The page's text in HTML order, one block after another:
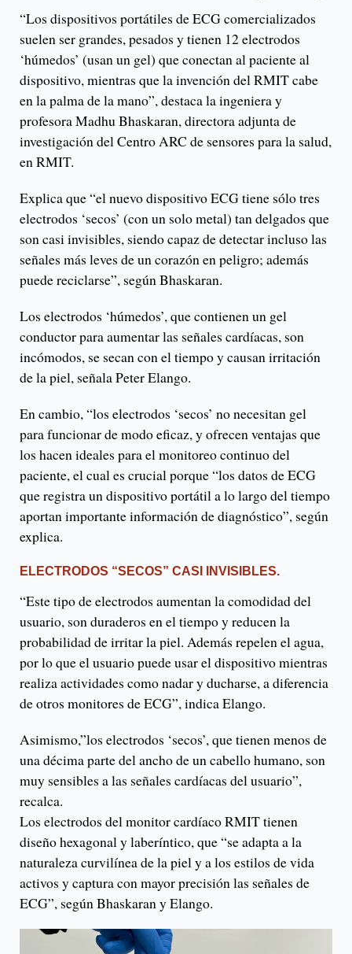
“Los dispositivos portátiles de ECG comercializados
suelen ser grandes, pesados ​​y tienen 12 electrodos
‘húmedos’ (usan un gel) que conectan al paciente al
dispositivo, mientras que la invención del RMIT cabe
en la palma de la mano”, destaca la ingeniera y
profesora Madhu Bhaskaran, directora adjunta de
investigación del Centro ARC de sensores para la salud,
en RMIT.
Explica que “el nuevo dispositivo ECG tiene sólo tres
electrodos ‘secos’ (con un solo metal) tan delgados que
son casi invisibles, siendo capaz de detectar incluso las
señales más leves de un corazón en peligro; además
puede reciclarse”, según Bhaskaran.
Los electrodos ‘húmedos’, que contienen un gel
conductor para aumentar las señales cardíacas, son
incómodos, se secan con el tiempo y causan irritación
de la piel, señala Peter Elango.
En cambio, “los electrodos ‘secos’ no necesitan gel
para funcionar de modo eficaz, y ofrecen ventajas que
los hacen ideales para el monitoreo continuo del
paciente, el cual es crucial porque “los datos de ECG
que registra un dispositivo portátil a lo largo del tiempo
aportan importante información de diagnóstico”, según
explica.
ELECTRODOS “SECOS” CASI INVISIBLES.
“Este tipo de electrodos aumentan la comodidad del
usuario, son duraderos en el tiempo y reducen la
probabilidad de irritar la piel. Además repelen el agua,
por lo que el usuario puede usar el dispositivo mientras
realiza actividades como nadar y ducharse, a diferencia
de otros monitores de ECG”, indica Elango.
Asimismo,”los electrodos ‘secos’, que tienen menos de
una décima parte del ancho de un cabello humano, son
muy sensibles a las señales cardíacas del usuario”,
recalca.
Los electrodos del monitor cardíaco RMIT tienen
diseño hexagonal y laberíntico, que “se adapta a la
naturaleza curvilínea de la piel y a los estilos de vida
activos y captura con mayor precisión las señales de
ECG”, según Bhaskaran y Elango.